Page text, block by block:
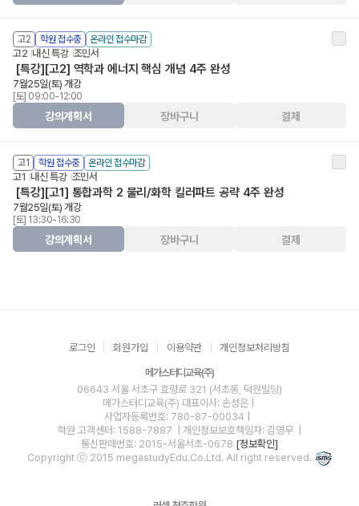
고2 학원 접수중 온라인 접수마감
고2 내신 특강 조민서
[특강][고2] 역학과 에너지 핵심 개념 4주 완성
7월25일(토) 개강
[토] 09:00-12:00
강의계획서 장바구니 결제
고1 학원 접수중 온라인 접수마감
고1 내신 특강 조민서
[특강][고1] 통합과학 2 물리/화학 킬러파트 공략 4주 완성
7월25일(토) 개강
[토] 13:30-16:30
강의계획서 장바구니 결제
로그인 회원가입 이용약관 개인정보처리방침
메가스터디교육(주)
06643 서울 서초구 효령로 321 (서초동, 덕원빌딩)
메가스터디교육(주) 대표이사: 손성은 |
사업자등록번호: 780-87-00034
학원 고객센터: 1588-7887
| 개인정보보호책임자: 김영무
통신판매번호: 2015-서울서초-0678 [정보확인]
Copyright ⓒ 2015 megastudyEdu.Co.Ltd. All right reserved.